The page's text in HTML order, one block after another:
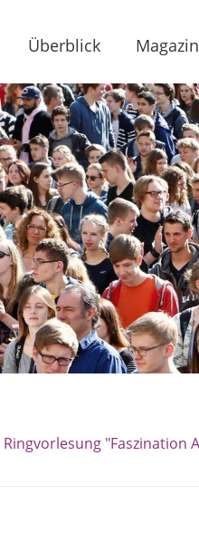
Überblick Magazin
Ringvorlesung "Faszination